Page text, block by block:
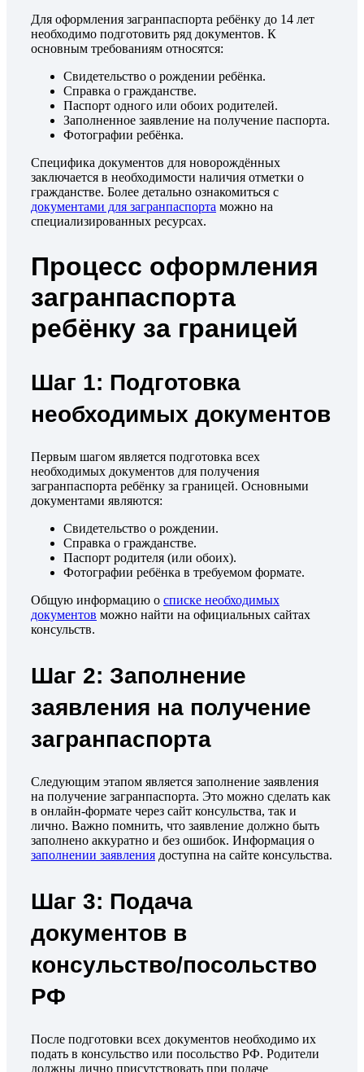
Для оформления загранпаспорта ребёнку до 14 лет
необходимо подготовить ряд документов. К
основным требованиям относятся:
Свидетельство о рождении ребёнка.
Справка о гражданстве.
Паспорт одного или обоих родителей.
Заполненное заявление на получение паспорта.
Фотографии ребёнка.
Специфика документов для новорождённых
заключается в необходимости наличия отметки о
гражданстве. Более детально ознакомиться с
документами для загранпаспорта можно на
специализированных ресурсах.
Процесс оформления
загранпаспорта
ребёнку за границей
Шаг 1: Подготовка
необходимых документов
Первым шагом является подготовка всех
необходимых документов для получения
загранпаспорта ребёнку за границей. Основными
документами являются:
Свидетельство о рождении.
Справка о гражданстве.
Паспорт родителя (или обоих).
Фотографии ребёнка в требуемом формате.
Общую информацию о списке необходимых
документов можно найти на официальных сайтах
консульств.
Шаг 2: Заполнение
заявления на получение
загранпаспорта
Следующим этапом является заполнение заявления
на получение загранпаспорта. Это можно сделать как
в онлайн-формате через сайт консульства, так и
лично. Важно помнить, что заявление должно быть
заполнено аккуратно и без ошибок. Информация о
заполнении заявления доступна на сайте консульства.
Шаг 3: Подача
документов в
консульство/посольство
РФ
После подготовки всех документов необходимо их
подать в консульство или посольство РФ. Родители
должны лично присутствовать при подаче